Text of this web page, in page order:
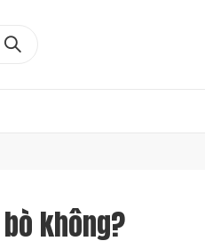
không?